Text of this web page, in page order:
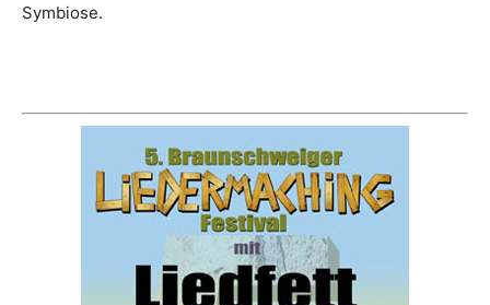
Symbiose.